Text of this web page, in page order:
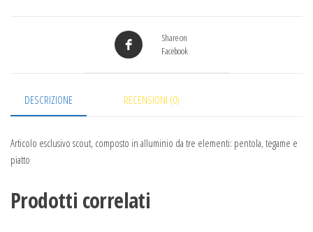
Share on
Facebook
DESCRIZIONE RECENSIONI (0)
Articolo esclusivo scout, composto in alluminio da tre elementi: pentola, tegame e
piatto
Prodotti correlati